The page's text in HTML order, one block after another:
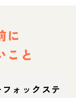
に
こと
ォックステ